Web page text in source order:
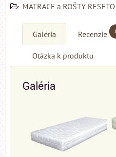
MATRACE a ROŠTY RESETO
Galéria Recenzie
Otázka k produktu
Galéria